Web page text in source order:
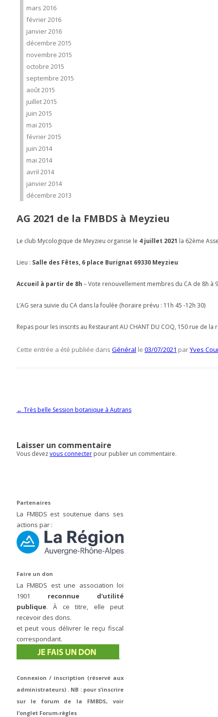
mars 2016
février 2016
janvier 2016
décembre 2015
novembre 2015
octobre 2015
septembre 2015
août 2015
juillet 2015
juin 2015
mai 2015
février 2015
juin 2014
mai 2014
avril 2014
janvier 2014
décembre 2013
AG 2021 de la FMBDS à Meyzieu
Le club Mycologique de Meyzieu organise le 4 juillet 2021 la 62ème
Lieu : Salle des Fêtes, 6 place Burignat 69330 Meyzieu
Accueil à partir de 8h – Vote renouvellement membres du CA de 8h à
L’AG sera suivie du CA dans la foulée (horaire prévu : 11h 45 -12h 30)
Repas pour les inscrits au Restaurant AU CHANT DU COQ, 150 rue de
Cette entrée a été publiée dans Général le 03/07/2021 parYves
Navigation des articles
← Très belle Session botanique à Autrans
Laisser un commentaire
Vous devezvous connecter pour publier un commentaire.
Partenaires
La FMBDS est soutenue dans ses
actions par :
Faire un don
La FMBDS est une association loi
1901 reconnue d'utilité
publique. À ce titre, elle peut
recevoir des dons.
et peut vous délivrer le reçu fiscal
correspondant.
.
Connexion / inscription (réservé aux
administrateurs) . NB : pour s’inscrire
sur le forum de la FMBDS, voir
l’onglet Forum-règles